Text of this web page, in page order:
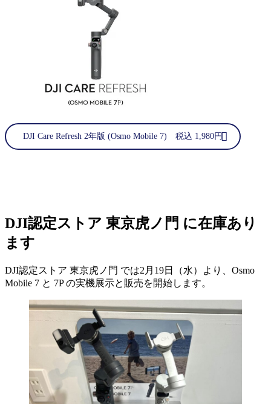
DJI Care Refresh 2年版 (Osmo Mobile 7) 税込 1,980円
DJI認定ストア 東京虎ノ門 に在庫あり
ます
DJI認定ストア 東京虎ノ門 では2月19日（水）より、Osmo
Mobile 7 と 7P の実機展示と販売を開始します。